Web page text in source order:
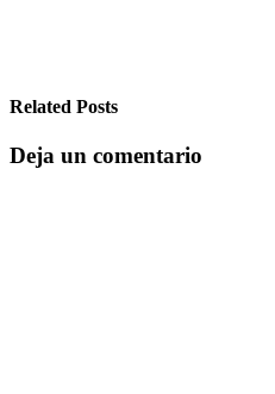
Related Posts
Deja un comentario